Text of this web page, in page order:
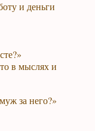
и деньги
в мыслях и
за него?»